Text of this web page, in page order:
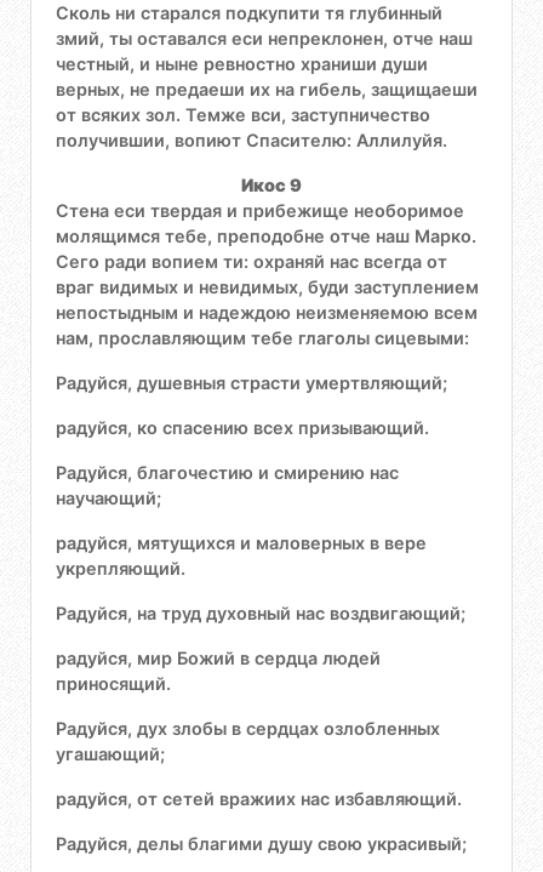
Сколь ни старался подкупити тя глубинный
змий, ты оставался еси непреклонен, отче наш
честный, и ныне ревностно храниши души
верных, не предаеши их на гибель, защищаеши
от всяких зол. Темже вси, заступничество
получившии, вопиют Спасителю: Аллилуйя.
Икос 9
Стена еси твердая и прибежище необоримое
молящимся тебе, преподобне отче наш Марко.
Сего ради вопием ти: охраняй нас всегда от
враг видимых и невидимых, буди заступлением
непостыдным и надеждою неизменяемою всем
нам, прославляющим тебе глаголы сицевыми:
Радуйся, душевныя страсти умертвляющий;
радуйся, ко спасению всех призывающий.
Радуйся, благочестию и смирению нас
научающий;
радуйся, мятущихся и маловерных в вере
укрепляющий.
Радуйся, на труд духовный нас воздвигающий;
радуйся, мир Божий в сердца людей
приносящий.
Радуйся, дух злобы в сердцах озлобленных
угашающий;
радуйся, от сетей вражиих нас избавляющий.
Радуйся, делы благими душу свою украсивый;